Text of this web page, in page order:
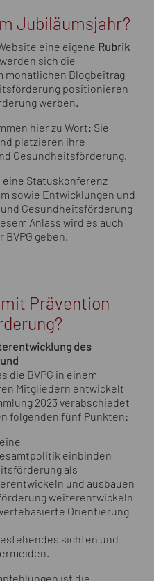
Jubiläumsjahr?
eine eigene Rubrik
sich die
monatlichen Blogbeitrag
positionieren
werben.
hier zu Wort: Sie
platzieren ihre
Gesundheitsförderung.
eine Statuskonferenz
sowie Entwicklungen und
Gesundheitsförderung
Anlass wird es auch
geben.
Prävention
des
die BVPG in einem
Mitgliedern entwickelt
2023 verabschiedet
folgenden fünf Punkten:
einbinden
als
und ausbauen
weiterentwickeln
Orientierung
sichten und